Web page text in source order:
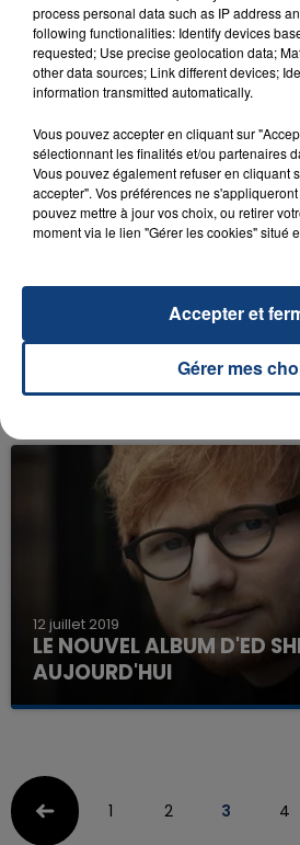
11 septembre 2019
TOUT SAVOIR SUR LE
BOND
19 juillet 2019
TOM CRUISE A PRÉSENTÉ
PREMIÈRE BANDE-
12 juillet 2019
LE NOUVEL ALBUM D'ED
AUJOURD'HUI
1 2 3 4
process personal data such as IP address
following functionalities: Identify devices
requested; Use precise geolocation data;
other data sources; Link different devices;
information transmitted automatically.
Vous pouvez accepter en cliquant sur
sélectionnant les finalités et/ou partenaires
Vous pouvez également refuser en cliquant
accepter". Vos préférences ne
pouvez mettre à jour vos choix, ou retirer
moment via le lien "Gérer les cookies" situé
Gérer mes
Accepter et